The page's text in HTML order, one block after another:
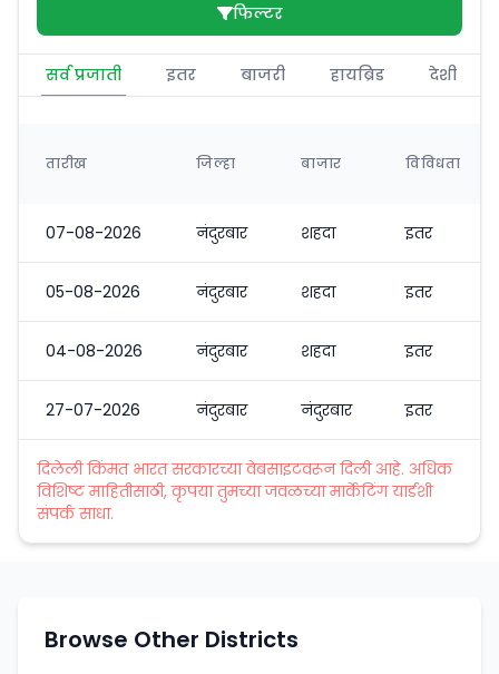
फिल्टर
सर्व प्रजाती इतर बाजरी हायब्रिड देशी
तारीख जिल्हा बाजार विविधता
07-08-2026 नंदुरबार शहदा इतर
05-08-2026 नंदुरबार शहदा इतर
04-08-2026 नंदुरबार शहदा इतर
27-07-2026 नंदुरबार नंदुरबार इतर
दिलेली किंमत भारत सरकारच्या वेबसाइटवरून दिली आहे. अधिक
विशिष्ट माहितीसाठी, कृपया तुमच्या जवळच्या मार्केटिंग यार्डशी
संपर्क साधा.
Browse Other Districts